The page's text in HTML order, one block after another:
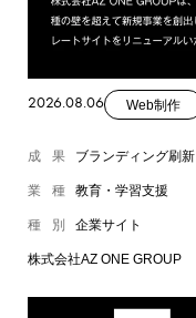
2026.08.06 Web制作
成果 ブランディング刷新
業種教育・学習支援
種別企業サイト
株式会社AZ ONE GROUP